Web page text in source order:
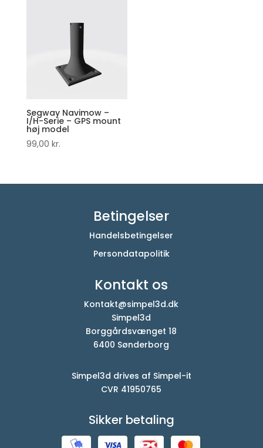
Segway Navimow –
I/H-Serie – GPS mount
høj model
99,00 kr.
Betingelser
Handelsbetingelser
Persondatapolitik
Kontakt os
Kontakt@simpel3d.dk
Simpel3d
Borggårdsvænget 18
6400 Sønderborg
Simpel3d drives af Simpel-it
CVR 41950765
Sikker betaling